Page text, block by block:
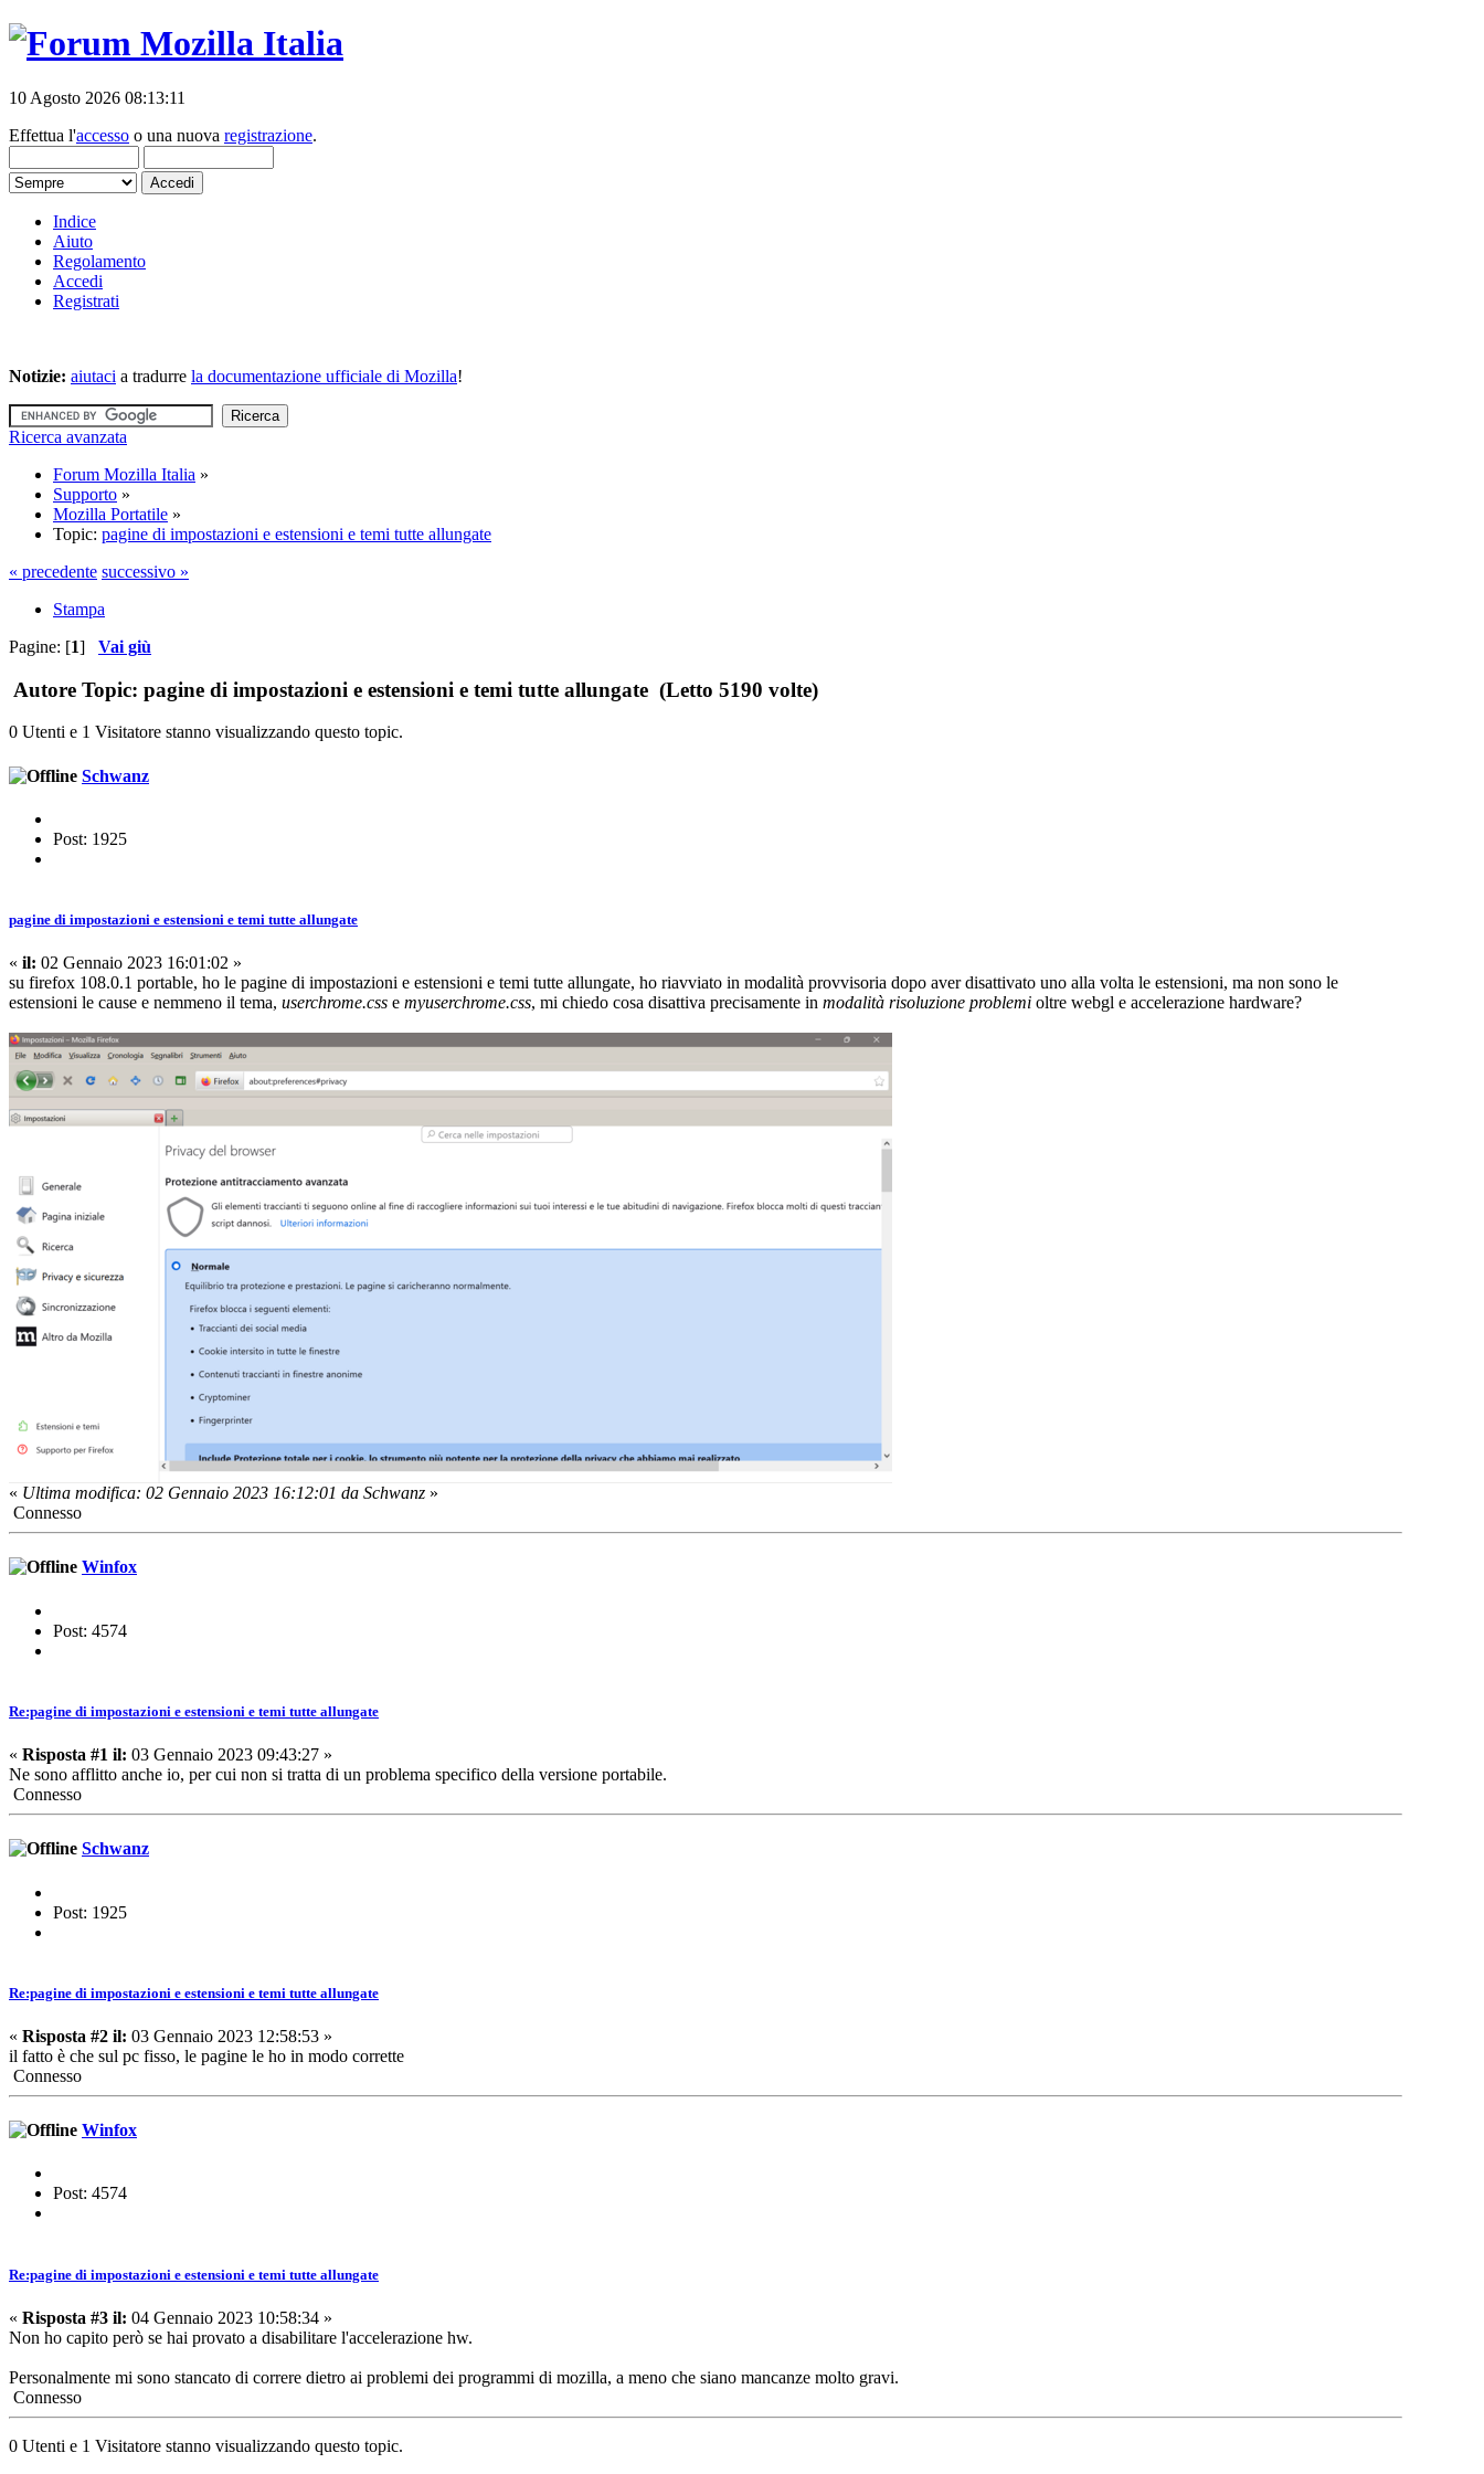
10 Agosto 2026 08:13:11
Effettua l'accesso o una nuova registrazione.
Indice
Aiuto
Regolamento
Accedi
Registrati
Notizie: aiutaci a tradurre la documentazione ufficiale di Mozilla!
Ricerca avanzata
Forum Mozilla Italia »
Supporto »
Mozilla Portatile »
Topic: pagine di impostazioni e estensioni e temi tutte allungate
« precedente successivo »
Stampa
Pagine: [1] Vai giù
Autore Topic: pagine di impostazioni e estensioni e temi tutte allungate (Letto 5190 volte)
0 Utenti e 1 Visitatore stanno visualizzando questo topic.
Schwanz
Post: 1925
pagine di impostazioni e estensioni e temi tutte allungate
« il: 02 Gennaio 2023 16:01:02 »
su firefox 108.0.1 portable, ho le pagine di impostazioni e estensioni e temi tutte allungate, ho riavviato in modalità provvisoria dopo aver disattivato uno alla volta le estensioni, ma non sono le
estensioni le cause e nemmeno il tema, userchrome.css e myuserchrome.css, mi chiedo cosa disattiva precisamente in modalità risoluzione problemi oltre webgl e accelerazione hardware?
« Ultima modifica: 02 Gennaio 2023 16:12:01 da Schwanz »
Connesso
Winfox
Post: 4574
Re:pagine di impostazioni e estensioni e temi tutte allungate
« Risposta #1 il: 03 Gennaio 2023 09:43:27 »
Ne sono afflitto anche io, per cui non si tratta di un problema specifico della versione portabile.
Connesso
Schwanz
Post: 1925
Re:pagine di impostazioni e estensioni e temi tutte allungate
« Risposta #2 il: 03 Gennaio 2023 12:58:53 »
il fatto è che sul pc fisso, le pagine le ho in modo corrette
Connesso
Winfox
Post: 4574
Re:pagine di impostazioni e estensioni e temi tutte allungate
« Risposta #3 il: 04 Gennaio 2023 10:58:34 »
Non ho capito però se hai provato a disabilitare l'accelerazione hw.
Personalmente mi sono stancato di correre dietro ai problemi dei programmi di mozilla, a meno che siano mancanze molto gravi.
Connesso
0 Utenti e 1 Visitatore stanno visualizzando questo topic.